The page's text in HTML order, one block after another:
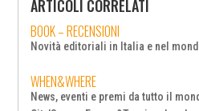
ARTICOLI CORRELATI
BOOK – RECENSIONI
Novità editoriali in Italia e nel
WHEN&WHERE
News, eventi e premi da tutto il